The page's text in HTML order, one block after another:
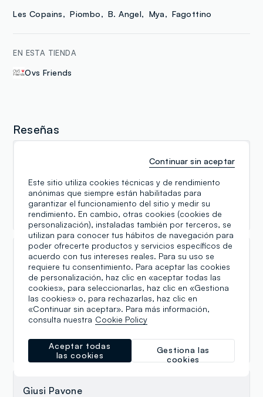
Les Copains Piombo B. Angel Mya Fagottino
EN ESTA TIENDA
Ovs Friends
Reseñas
14.07.2024
Negozio accogliente e ben sistemato ed ordinato e
personale gradevole e disponibilissimo.
Graziella Pavone
13.07.2024
Bel punto vendita, trovi sempre la risposta a ciò che
cerchi, negozio ordinato e commesse gentili, in
particolare la signorina Federica ti accoglie con uno
grande professionalità.
Giusi Pavone
Este sitio utiliza cookies técnicas y de rendimiento
anónimas que siempre están habilitadas para
garantizar el funcionamiento del sitio y medir su
rendimiento. En cambio, otras cookies (cookies de
personalización), instaladas también por terceros, se
utilizan para conocer tus hábitos de navegación para
poder ofrecerte productos y servicios específicos de
acuerdo con tus intereses reales. Para su uso se
requiere tu consentimiento. Para aceptar las cookies
de personalización, haz clic en «aceptar todas las
cookies», para seleccionarlas, haz clic en «Gestiona
las cookies» o, para rechazarlas, haz clic en
«Continuar sin aceptar». Para más información,
consulta nuestra Cookie Policy
Gestiona las
cookies
Aceptar todas
las cookies
Continuar sin aceptar